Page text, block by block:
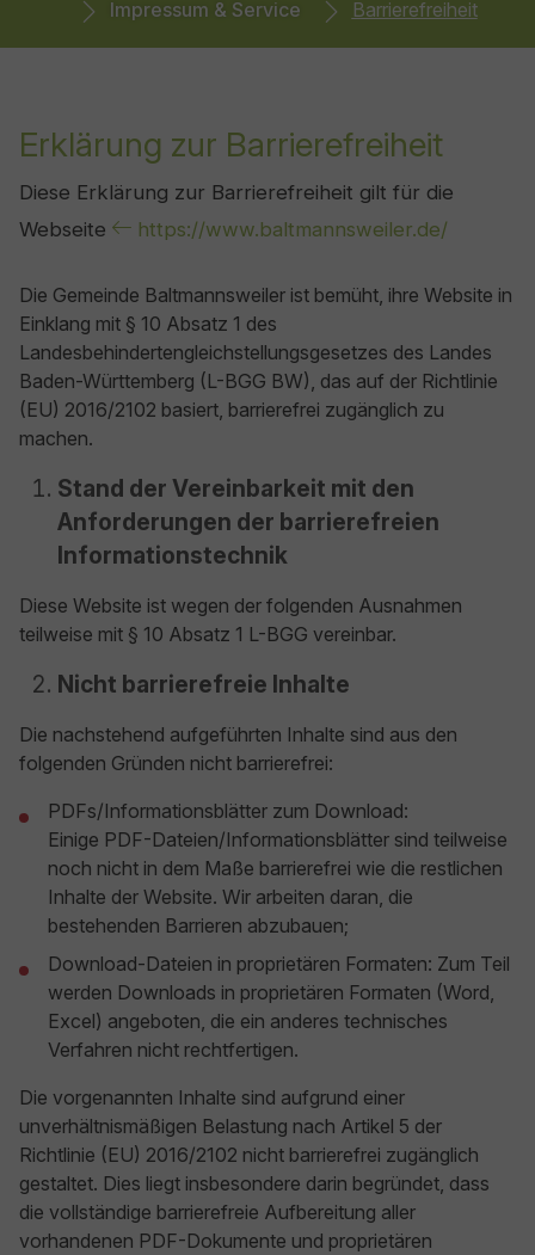
Impressum & Service
Barrierefreiheit
Erklärung zur Barrierefreiheit
Diese Erklärung zur Barrierefreiheit gilt für die
Webseite
https://www.baltmannsweiler.de/
Die Gemeinde Baltmannsweiler ist bemüht, ihre Website in
Einklang mit § 10 Absatz 1 des
Landesbehindertengleichstellungsgesetzes des Landes
Baden-Württemberg (L-BGG BW), das auf der Richtlinie
(EU) 2016/2102 basiert, barrierefrei zugänglich zu
machen.
Stand der Vereinbarkeit mit den
Anforderungen der barrierefreien
Informationstechnik
Diese Website ist wegen der folgenden Ausnahmen
teilweise mit § 10 Absatz 1 L-BGG vereinbar.
Nicht barrierefreie Inhalte
Die nachstehend aufgeführten Inhalte sind aus den
folgenden Gründen nicht barrierefrei:
PDFs/Informationsblätter zum Download:
Einige PDF-Dateien/Informationsblätter sind teilweise
noch nicht in dem Maße barrierefrei wie die restlichen
Inhalte der Website. Wir arbeiten daran, die
bestehenden Barrieren abzubauen;
Download-Dateien in proprietären Formaten: Zum Teil
werden Downloads in proprietären Formaten (Word,
Excel) angeboten, die ein anderes technisches
Verfahren nicht rechtfertigen.
Die vorgenannten Inhalte sind aufgrund einer
unverhältnismäßigen Belastung nach Artikel 5 der
Richtlinie (EU) 2016/2102 nicht barrierefrei zugänglich
gestaltet. Dies liegt insbesondere darin begründet, dass
die vollständige barrierefreie Aufbereitung aller
vorhandenen PDF-Dokumente und proprietären